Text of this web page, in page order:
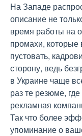
На Западе
описание не
время работы на
промахи, которые
пустовать,
сторону, ведь
в Украине чаще
раз те резюме,
рекламная
Так что более
упоминание о